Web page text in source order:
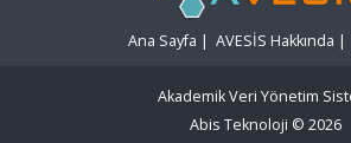
Ana Sayfa | AVESİS Hakkında |
Akademik Veri Yönetim
Abis Teknoloji © 2026